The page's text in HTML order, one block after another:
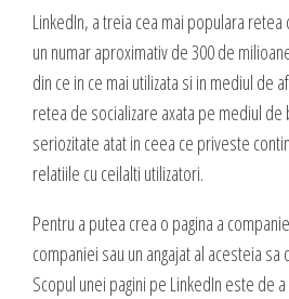
oferindu-ti servicii web complete.
Experienta acumulata de-a lungul anilor in
cot cu internetul am dezvoltat sute de
profiluri, ne-a oferit un simt fin in ceea ce
dezvoltarea unei afaceri online, asa ca,
viziunea ta, putem sa dezvoltam, sa
propunem detalii care probabil ti-au
valoare produselor sau serviciilor cu
Inregistrari, Rezervari domenii
Gazduire Web (web site + email)
Gazduire eMail (doar email)
Servere VPS
INTERNET MARKETING
LinkedIn, a treia cea mai populara
un numar aproximativ de 300 de
din ce in ce mai utilizata si in mediul de
retea de socializare axata pe mediul
seriozitate atat in ceea ce priveste
relatiile cu ceilalti utilizatori.
Pentru a putea crea o pagina a
companiei sau un angajat al acesteia
Scopul unei pagini pe LinkedIn este de